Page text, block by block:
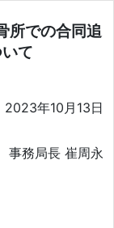
所での合同追
て
2023年10月13日
事務局長 崔周永